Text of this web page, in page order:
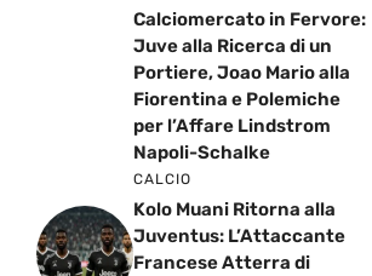
Calciomercato in Fervore:
Juve alla Ricerca di un
Portiere, Joao Mario alla
Fiorentina e Polemiche
per l’Affare Lindstrom
Napoli-Schalke
CALCIO
Kolo Muani Ritorna alla
Juventus: L’Attaccante
Francese Atterra di